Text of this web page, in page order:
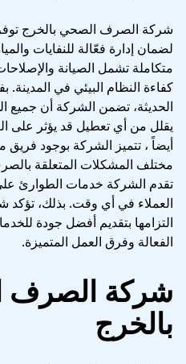
شركة الصرف الصحي بالخرج
لضمان إدارة فعّالة للنفايات
متكاملة تشمل الصيانة
كفاءة النظام البيئي في المدينة.
الحديثة، تضمن الشركة أن جميع
يقلل من أي تعطيل قد يؤثر على
أيضاً ، تتميز الشركة بوجود
مختلف المشكلات المتعلقة
تقدم الشركة خدمات الطوارئ
العملاء في أي وقت. بذلك،
التزامها بتقديم أفضل جودة
الفعالة وفرق العمل المتميزة.
شركة الصرف
بالخرج